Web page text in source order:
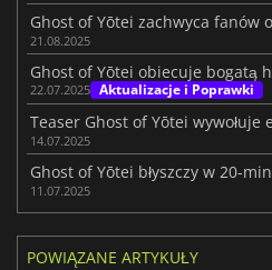
21.08.2025
22.07.2025 Aktualizacje i Poprawki
14.07.2025
11.07.2025
POWIĄZANE ARTYKUŁY